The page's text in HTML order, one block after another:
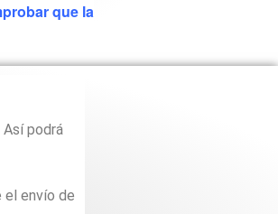
que la
Así podrá
el envío de